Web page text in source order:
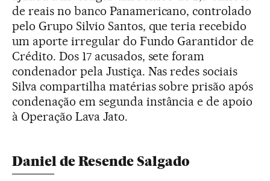
de reais no banco Panamericano, controlado
pelo Grupo Silvio Santos, que teria recebido
um aporte irregular do Fundo Garantidor de
Crédito. Dos 17 acusados, sete foram
condenador pela Justiça. Nas redes sociais
Silva compartilha matérias sobre prisão após
condenação em segunda instância e de apoio
à Operação Lava Jato.
Daniel de Resende Salgado